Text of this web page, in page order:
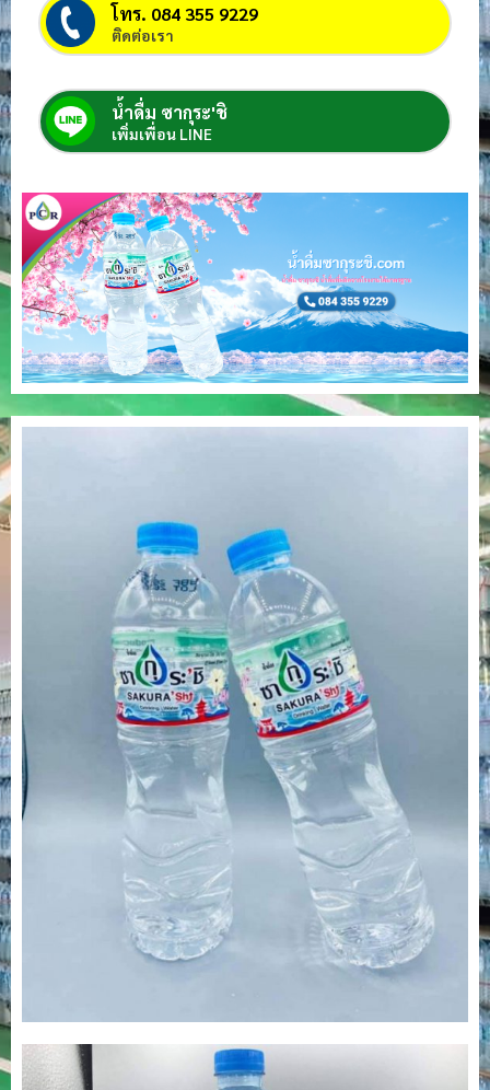
โทร. 084 355 9229
ติดต่อเรา
น้ำดื่ม ซากุระ'ชิ
เพิ่มเพื่อน LINE